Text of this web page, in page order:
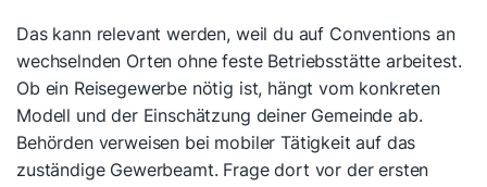
Das kann relevant werden, weil du auf Conventions an
wechselnden Orten ohne feste Betriebsstätte arbeitest.
Ob ein Reisegewerbe nötig ist, hängt vom konkreten
Modell und der Einschätzung deiner Gemeinde ab.
Behörden verweisen bei mobiler Tätigkeit auf das
zuständige Gewerbeamt. Frage dort vor der ersten